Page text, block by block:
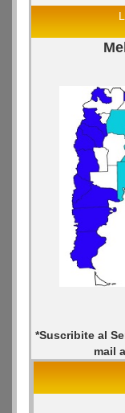
*Suscribite al
mail